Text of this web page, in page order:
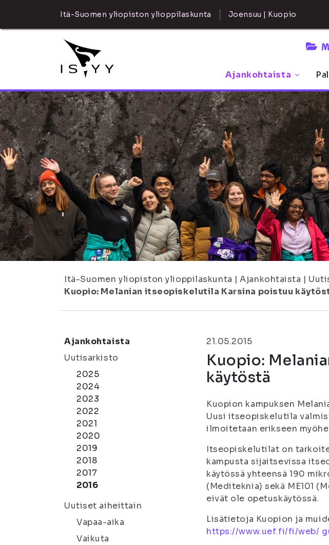
Itä-Suomen yliopiston ylioppilaskunta Joensuu | Kuopio
Ajankohtaista
Itä-Suomen yliopiston ylioppilaskunta | Ajankohtaista |
Kuopio: Melanian itseopiskelutila Karsina poistuu
Ajankohtaista
Uutisarkisto
2025
2024
2023
2022
2021
2020
2019
2018
2017
2016
Uutiset aiheittain
Vapaa-aika
Vaikuta
21.05.2015
Kuopio:
käytöstä
Kuopion kampuksen
Uusi itseopiskelutila
ilmoitetaan erikseen
Itseopiskelutilat on
kampusta sijaitsevissa
käytössä yhteensä 190
(Mediteknia) sekä ME101
eivät ole opetuskäytössä.
Lisätietoja Kuopion ja
https://www.uef.fi/fi/web/